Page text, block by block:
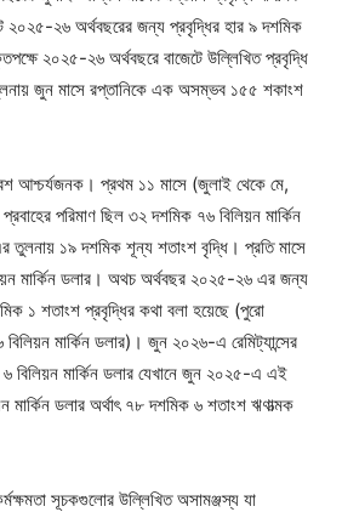
২৬ অর্থবছরের জন্য প্রবৃদ্ধির হার ৯ দশমিক
২০২৫-২৬ অর্থবছরে বাজেটে উল্লিখিত প্রবৃদ্ধি
জুন মাসে রপ্তানিকে এক অসম্ভব ১৫৫ শকাংশ
বেশ আশ্চর্যজনক। প্রথম ১১ মাসে (জুলাই থেকে মে,
পরিমাণ ছিল ৩২ দশমিক ৭৬ বিলিয়ন মার্কিন
তুলনায় ১৯ দশমিক শূন্য শতাংশ বৃদ্ধি। প্রতি মাসে
মার্কিন ডলার। অথচ অর্থবছর ২০২৫-২৬ এর জন্য
১ শতাংশ প্রবৃদ্ধির কথা বলা হয়েছে (পুরো
মার্কিন ডলার)। জুন ২০২৬-এ রেমিট্যান্সের
বিলিয়ন মার্কিন ডলার যেখানে জুন ২০২৫-এ এই
মার্কিন ডলার অর্থাৎ ৭৮ দশমিক ৬ শতাংশ ঋণাত্মক
সূচকগুলোর উল্লিখিত অসামঞ্জস্য যা